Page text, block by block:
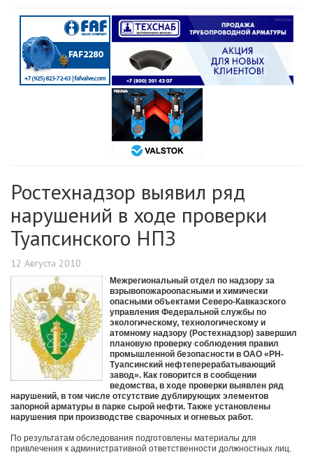
Ростехнадзор выявил ряд
нарушений в ходе проверки
Туапсинского НПЗ
12 Августа 2010
Межрегиональный отдел по надзору за
взрывопожароопасными и химически
опасными объектами Северо-Кавказского
управления Федеральной службы по
экологическому, технологическому и
атомному надзору (Ростехнадзор) завершил
плановую проверку соблюдения правил
промышленной безопасности в ОАО «РН-
Туапсинский нефтеперерабатывающий
завод». Как говорится в сообщении
ведомства, в ходе проверки выявлен ряд
нарушений, в том числе отсутствие дублирующих элементов
запорной арматуры в парке сырой нефти. Также установлены
нарушения при производстве сварочных и огневых работ.
По результатам обследования подготовлены материалы для
привлечения к административной ответственности должностных лиц.